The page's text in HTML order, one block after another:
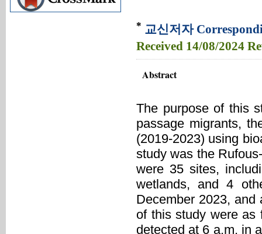
* 교신저자
Received 14/08/2024
Abstract
The purpose of this
passage migrants,
(2019-2023) using
study was the
were 35 sites,
wetlands, and 4
December 2023, and
of this study were
detected at 6 a.m. in